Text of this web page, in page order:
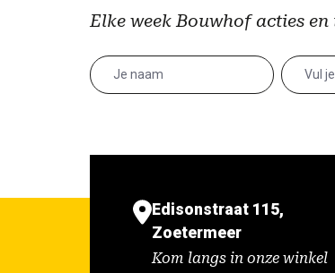
Elke week Bouwhof acties
Edisonstraat 115,
Zoetermeer
Kom langs in onze winkel